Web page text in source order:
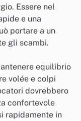
Essere nel
e una
portare a un
gli scambi.
equilibrio
volée e colpi
dovrebbero
confortevole
rapidamente in